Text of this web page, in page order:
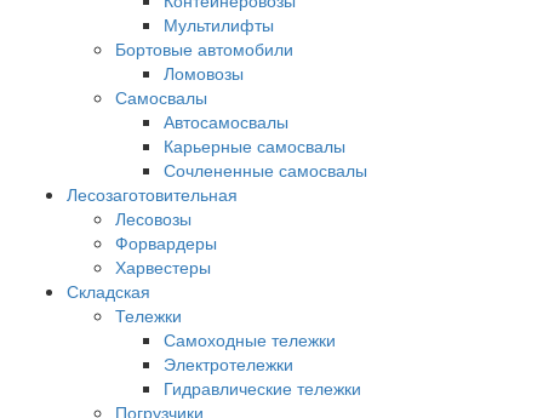
Мультилифты
Бортовые автомобили
Ломовозы
Самосвалы
Автосамосвалы
Карьерные самосвалы
Сочлененные самосвалы
Лесозаготовительная
Лесовозы
Форвардеры
Харвестеры
Складская
Тележки
Самоходные тележки
Электротележки
Гидравлические тележки
Погрузчики